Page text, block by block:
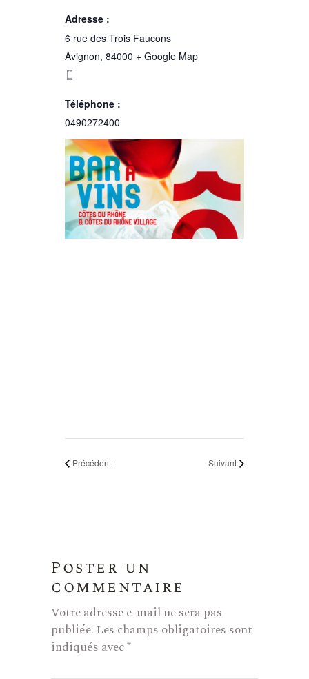
Adresse :
6 rue des Trois Faucons
Avignon, 84000 + Google Map
Téléphone :
0490272400
Précédent Suivant
Poster un
commentaire
Votre adresse e-mail ne sera pas
publiée. Les champs obligatoires sont
indiqués avec*